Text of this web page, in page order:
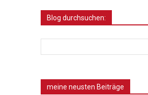
Blog durchsuchen:
meine neusten Beiträge